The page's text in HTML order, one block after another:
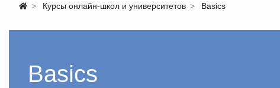
Курсы онлайн-школ и университетов Basics
Basics